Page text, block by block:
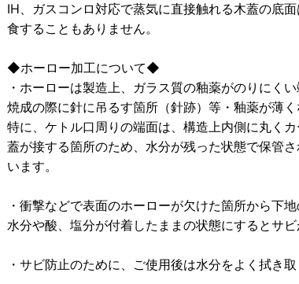
IH、ガスコンロ対応で蒸気に直接触れる木蓋の底
食することもありません。
◆ホーロー加工について◆
・ホーローは製造上、ガラス質の釉薬がのりにくい
焼成の際に針に吊るす箇所（針跡）等・釉薬が薄く
特に、ケトル口周りの端面は、構造上内側に丸く
蓋が接する箇所のため、水分が残った状態で保管
います。
・衝撃などで表面のホーローが欠けた箇所から下地
水分や酸、塩分が付着したままの状態にするとサビ
・サビ防止のために、ご使用後は水分をよく拭き